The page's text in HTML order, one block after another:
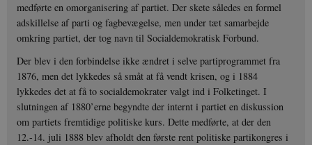
medførte en omorganisering af partiet. Der skete således en formel
adskillelse af parti og fagbevægelse, men under tæt samarbejde
omkring partiet, der tog navn til Socialdemokratisk Forbund.
Der blev i den forbindelse ikke ændret i selve partiprogrammet fra
1876, men det lykkedes så småt at få vendt krisen, og i 1884
lykkedes det at få to socialdemokrater valgt ind i Folketinget. I
slutningen af 1880’erne begyndte der internt i partiet en diskussion
om partiets fremtidige politiske kurs. Dette medførte, at der den
12.-14. juli 1888 blev afholdt den første rent politiske partikongres i